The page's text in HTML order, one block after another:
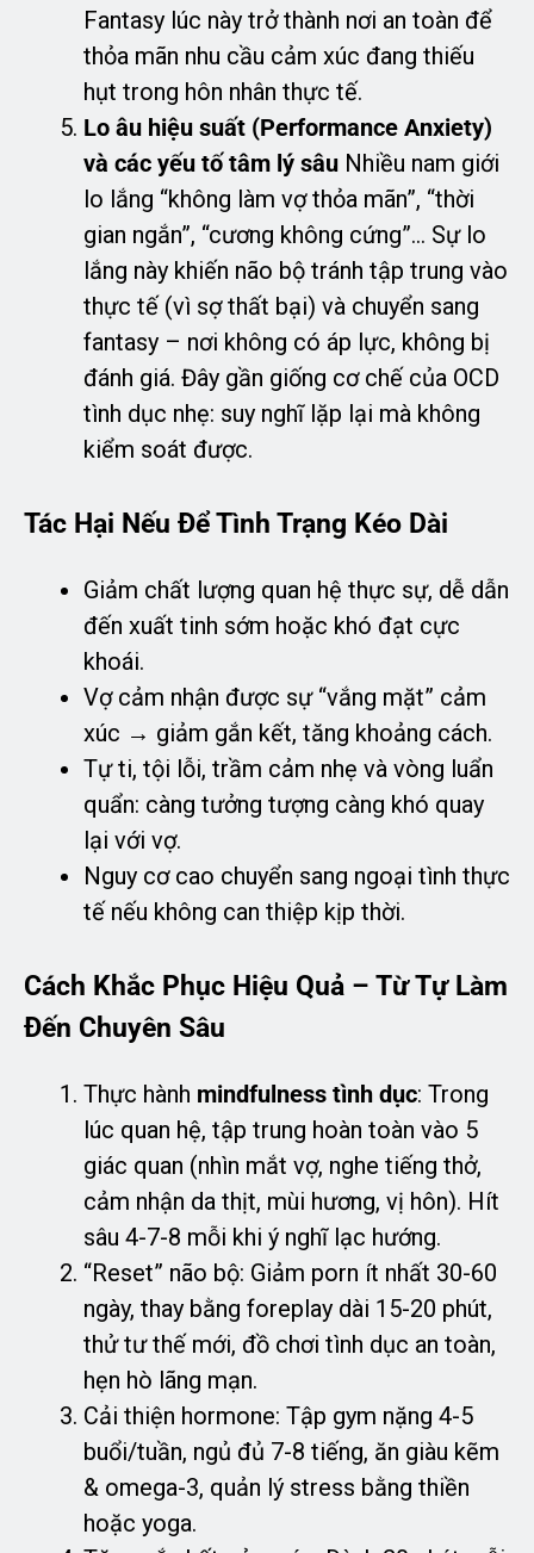
Fantasy lúc này trở thành nơi an toàn để
thỏa mãn nhu cầu cảm xúc đang thiếu
hụt trong hôn nhân thực tế.
Lo âu hiệu suất (Performance Anxiety)
và các yếu tố tâm lý sâu Nhiều nam giới
lo lắng “không làm vợ thỏa mãn”, “thời
gian ngắn”, “cương không cứng”… Sự lo
lắng này khiến não bộ tránh tập trung vào
thực tế (vì sợ thất bại) và chuyển sang
fantasy – nơi không có áp lực, không bị
đánh giá. Đây gần giống cơ chế của OCD
tình dục nhẹ: suy nghĩ lặp lại mà không
kiểm soát được.
Tác Hại Nếu Để Tình Trạng Kéo Dài
Giảm chất lượng quan hệ thực sự, dễ dẫn
đến xuất tinh sớm hoặc khó đạt cực
khoái.
Vợ cảm nhận được sự “vắng mặt” cảm
xúc → giảm gắn kết, tăng khoảng cách.
Tự ti, tội lỗi, trầm cảm nhẹ và vòng luẩn
quẩn: càng tưởng tượng càng khó quay
lại với vợ.
Nguy cơ cao chuyển sang ngoại tình thực
tế nếu không can thiệp kịp thời.
Cách Khắc Phục Hiệu Quả – Từ Tự Làm
Đến Chuyên Sâu
Thực hành mindfulness tình dục: Trong
lúc quan hệ, tập trung hoàn toàn vào 5
giác quan (nhìn mắt vợ, nghe tiếng thở,
cảm nhận da thịt, mùi hương, vị hôn). Hít
sâu 4-7-8 mỗi khi ý nghĩ lạc hướng.
“Reset” não bộ: Giảm porn ít nhất 30-60
ngày, thay bằng foreplay dài 15-20 phút,
thử tư thế mới, đồ chơi tình dục an toàn,
hẹn hò lãng mạn.
Cải thiện hormone: Tập gym nặng 4-5
buổi/tuần, ngủ đủ 7-8 tiếng, ăn giàu kẽm
& omega-3, quản lý stress bằng thiền
hoặc yoga.